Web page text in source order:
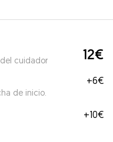
cuidador 12€
de inicio.
+6€
+10€